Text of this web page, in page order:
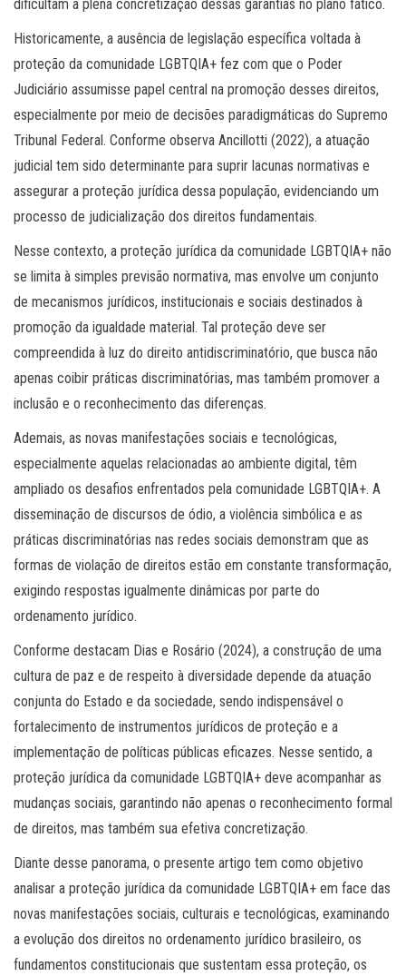
dificultam a plena concretização dessas garantias no plano fático.
Historicamente, a ausência de legislação específica voltada à
proteção da comunidade LGBTQIA+ fez com que o Poder
Judiciário assumisse papel central na promoção desses direitos,
especialmente por meio de decisões paradigmáticas do Supremo
Tribunal Federal. Conforme observa Ancillotti (2022), a atuação
judicial tem sido determinante para suprir lacunas normativas e
assegurar a proteção jurídica dessa população, evidenciando um
processo de judicialização dos direitos fundamentais.
Nesse contexto, a proteção jurídica da comunidade LGBTQIA+ não
se limita à simples previsão normativa, mas envolve um conjunto
de mecanismos jurídicos, institucionais e sociais destinados à
promoção da igualdade material. Tal proteção deve ser
compreendida à luz do direito antidiscriminatório, que busca não
apenas coibir práticas discriminatórias, mas também promover a
inclusão e o reconhecimento das diferenças.
Ademais, as novas manifestações sociais e tecnológicas,
especialmente aquelas relacionadas ao ambiente digital, têm
ampliado os desafios enfrentados pela comunidade LGBTQIA+. A
disseminação de discursos de ódio, a violência simbólica e as
práticas discriminatórias nas redes sociais demonstram que as
formas de violação de direitos estão em constante transformação,
exigindo respostas igualmente dinâmicas por parte do
ordenamento jurídico.
Conforme destacam Dias e Rosário (2024), a construção de uma
cultura de paz e de respeito à diversidade depende da atuação
conjunta do Estado e da sociedade, sendo indispensável o
fortalecimento de instrumentos jurídicos de proteção e a
implementação de políticas públicas eficazes. Nesse sentido, a
proteção jurídica da comunidade LGBTQIA+ deve acompanhar as
mudanças sociais, garantindo não apenas o reconhecimento formal
de direitos, mas também sua efetiva concretização.
Diante desse panorama, o presente artigo tem como objetivo
analisar a proteção jurídica da comunidade LGBTQIA+ em face das
novas manifestações sociais, culturais e tecnológicas, examinando
a evolução dos direitos no ordenamento jurídico brasileiro, os
fundamentos constitucionais que sustentam essa proteção, os